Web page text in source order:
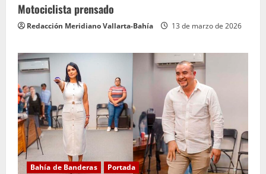
Motociclista prensado
Redacción Meridiano Vallarta-Bahía 13 de marzo de 2026
Bahía de Banderas Portada